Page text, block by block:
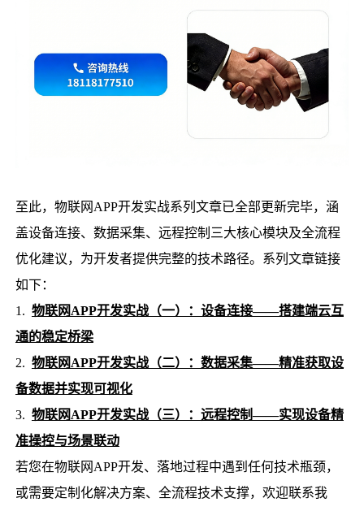
至此，物联网APP开发实战系列文章已全部更新完毕，涵
盖设备连接、数据采集、远程控制三大核心模块及全流程
优化建议，为开发者提供完整的技术路径。系列文章链接
如下：
1. 物联网APP开发实战（一）：设备连接——搭建端云互
通的稳定桥梁
2. 物联网APP开发实战（二）：数据采集——精准获取设
备数据并实现可视化
3. 物联网APP开发实战（三）：远程控制——实现设备精
准操控与场景联动
若您在物联网APP开发、落地过程中遇到任何技术瓶颈，
或需要定制化解决方案、全流程技术支撑，欢迎联系我